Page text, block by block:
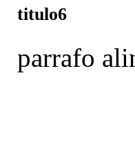
titulo6
parrafo